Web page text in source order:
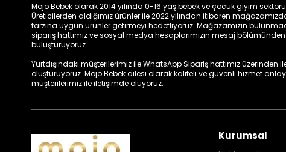
Mojo Bebek olarak 2014 yılında 0-16 yaş bebek ve çocuk giyim
Üreticilerden aldığımız ürünler ile 2022 yılından itibaren
tarzına uygun ürünler getirmeyi hedefliyoruz. Mağazamızın
sipariş hattımız ve sosyal medya hesaplarımızın mesaj
buluşturuyoruz.
Yurtdışındaki müşterilerimiz ile WhatsApp Sipariş hattımız
oluşturuyoruz. Mojo Bebek ailesi olarak kaliteli ve güvenli hizmet
müşterilerimiz ile iletişimde oluyoruz.
Kurumsal